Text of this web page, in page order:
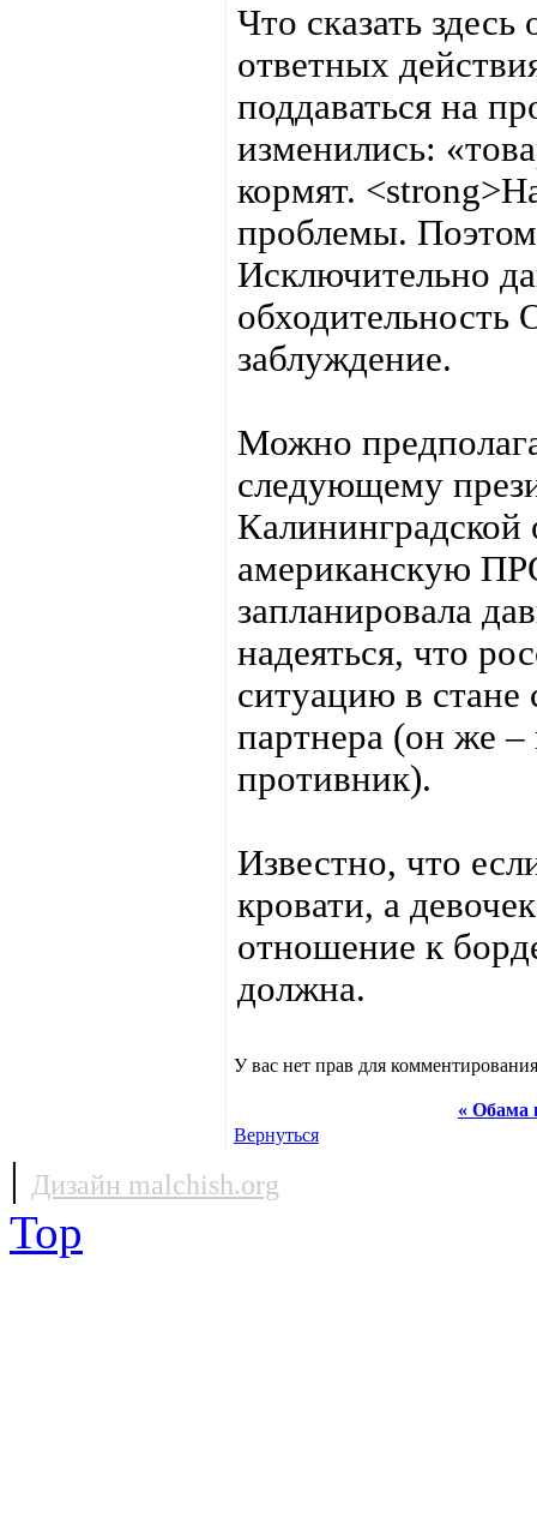
Что сказать
ответных
поддаваться на
изменились:
кормят.
проблемы.
Исключительно
заблуждение.
Можно
следующему
Калининградской
американскую
запланировала
надеяться, что
ситуацию в стане
партнера (он же –
противник).
Известно, что
кровати, а
отношение к
должна.
У вас нет прав для
« Обама
Вернуться
| Дизайн malchish.org
Top